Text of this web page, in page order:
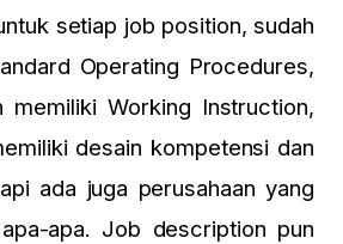
setiap job position, sudah
Operating Procedures,
memiliki Working Instruction,
desain kompetensi dan
ada juga perusahaan yang
apa. Job description pun